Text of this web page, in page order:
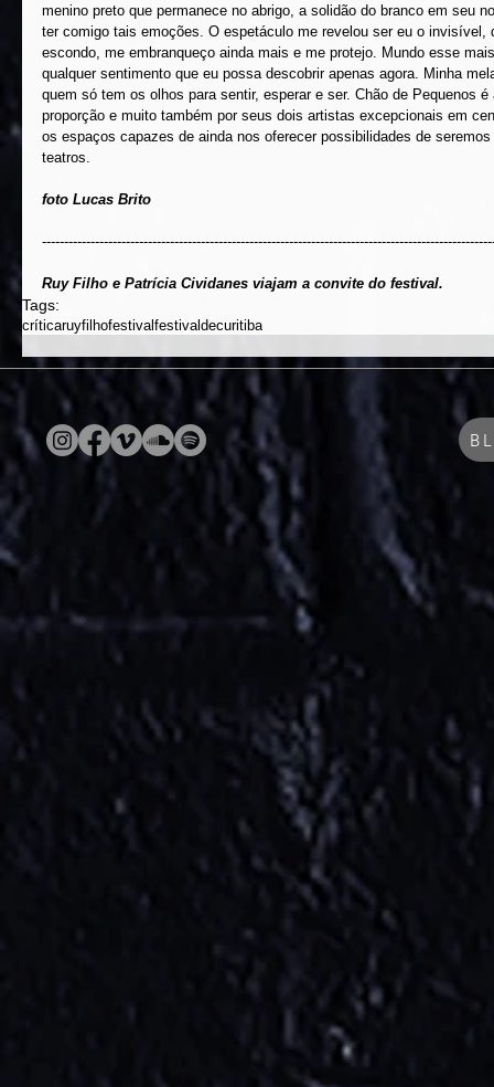
menino preto que permanece no abrigo, a solidão do branco em seu
ter comigo tais emoções. O espetáculo me revelou ser eu o
escondo, me embranqueço ainda mais e me protejo. Mundo esse
qualquer sentimento que eu possa descobrir apenas agora. Minha
quem só tem os olhos para sentir, esperar e ser. Chão de Pequenos
proporção e muito também por seus dois artistas excepcionais em
os espaços capazes de ainda nos oferecer possibilidades de
teatros.
foto Lucas Brito
Ruy Filho e Patrícia Cividanes viajam a convite do festival.
Tags:
críticaruyfilhofestivalfestivaldecuritiba